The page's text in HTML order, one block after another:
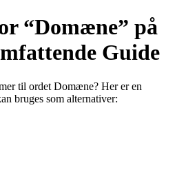
“Domæne” på
Guide
til ordet Domæne? Her er en
bruges som alternativer: